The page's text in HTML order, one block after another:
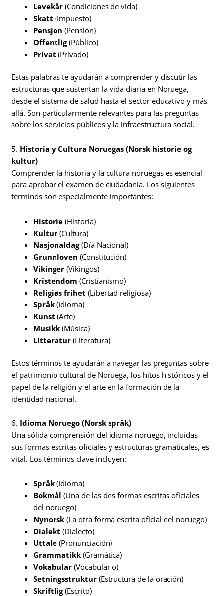
Levekår (Condiciones de vida)
Skatt (Impuesto)
Pensjon (Pensión)
Offentlig(Público)
Privat (Privado)
Estas palabras te ayudarán a comprender y discutir las
estructuras que sustentan la vida diaria en Noruega,
desde el sistema de salud hasta el sector educativo y más
allá. Son particularmente relevantes para las preguntas
sobre los servicios públicos y la infraestructura social.
5. Historia y Cultura Noruegas (Norsk historie og
kultur)
Comprender la historia y la cultura noruegas es esencial
para aprobar el examen de ciudadanía. Los siguientes
términos son especialmente importantes:
Historie (Historia)
Kultur (Cultura)
Nasjonaldag(Día Nacional)
Grunnloven (Constitución)
Vikinger (Vikingos)
Kristendom (Cristianismo)
Religiøs frihet (Libertad religiosa)
Språk (Idioma)
Kunst (Arte)
Musikk (Música)
Litteratur (Literatura)
Estos términos te ayudarán a navegar las preguntas sobre
el patrimonio cultural de Noruega, los hitos históricos y el
papel de la religión y el arte en la formación de la
identidad nacional.
6. Idioma Noruego (Norsk språk)
Una sólida comprensión del idioma noruego, incluidas
sus formas escritas oficiales y estructuras gramaticales, es
vital. Los términos clave incluyen:
Språk (Idioma)
Bokmål (Una de las dos formas escritas oficiales
del noruego)
Nynorsk (La otra forma escrita oficial del noruego)
Dialekt (Dialecto)
Uttale (Pronunciación)
Grammatikk (Gramática)
Vokabular (Vocabulario)
Setningsstruktur (Estructura de la oración)
Skriftlig(Escrito)